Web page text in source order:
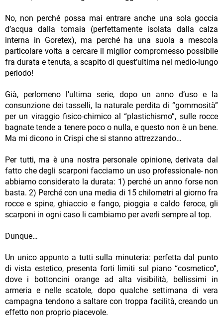
No, non perché possa mai entrare anche una sola goccia
d’acqua dalla tomaia (perfettamente isolata dalla calza
interna in Goretex), ma perché ha una suola a mescola
particolare volta a cercare il miglior compromesso possibile
fra durata e tenuta, a scapito di quest’ultima nel medio-lungo
periodo!
Già, perlomeno l’ultima serie, dopo un anno d’uso e la
consunzione dei tasselli, la naturale perdita di “gommosità”
per un viraggio fisico-chimico al “plastichismo”, sulle rocce
bagnate tende a tenere poco o nulla, e questo non è un bene.
Ma mi dicono in Crispi che si stanno attrezzando…
Per tutti, ma è una nostra personale opinione, derivata dal
fatto che degli scarponi facciamo un uso professionale- non
abbiamo considerato la durata: 1) perché un anno forse non
basta. 2) Perché con una media di 15 chilometri al giorno fra
rocce e spine, ghiaccio e fango, pioggia e caldo feroce, gli
scarponi in ogni caso li cambiamo per averli sempre al top.
Dunque…
Un unico appunto a tutti sulla minuteria: perfetta dal punto
di vista estetico, presenta forti limiti sul piano “cosmetico”,
dove i bottoncini orange ad alta visibilità, bellissimi in
armeria e nelle scatole, dopo qualche settimana di vera
campagna tendono a saltare con troppa facilità, creando un
effetto non proprio piacevole.